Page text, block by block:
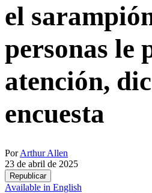
el
personas le
atención,
encuesta
PorArthur Allen
23 de abril de 2025
Republicar
Available in English